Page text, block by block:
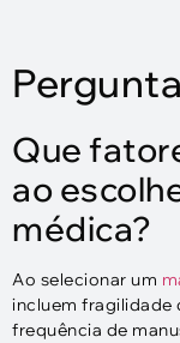
Que
ao
médica?
Ao selecionar um
incluem fragilidade
frequência de